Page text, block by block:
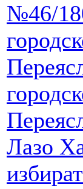
№46/
Лазо